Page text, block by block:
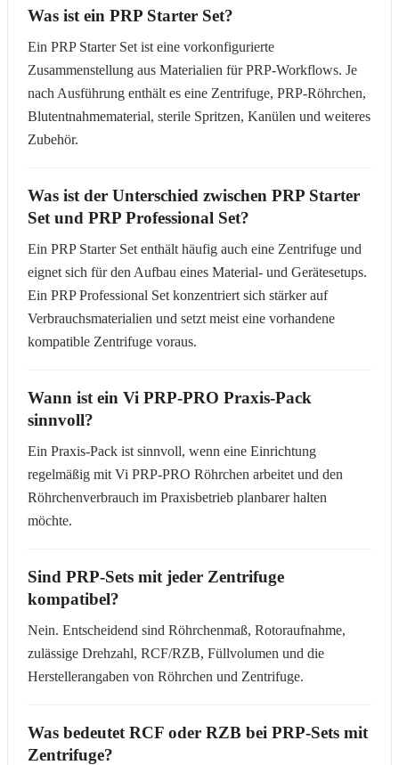
Was ist ein PRP Starter Set?
Ein PRP Starter Set ist eine vorkonfigurierte
Zusammenstellung aus Materialien für PRP-Workflows. Je
nach Ausführung enthält es eine Zentrifuge, PRP-Röhrchen,
Blutentnahmematerial, sterile Spritzen, Kanülen und weiteres
Zubehör.
Was ist der Unterschied zwischen PRP Starter
Set und PRP Professional Set?
Ein PRP Starter Set enthält häufig auch eine Zentrifuge und
eignet sich für den Aufbau eines Material- und Gerätesetups.
Ein PRP Professional Set konzentriert sich stärker auf
Verbrauchsmaterialien und setzt meist eine vorhandene
kompatible Zentrifuge voraus.
Wann ist ein Vi PRP-PRO Praxis-Pack
sinnvoll?
Ein Praxis-Pack ist sinnvoll, wenn eine Einrichtung
regelmäßig mit Vi PRP-PRO Röhrchen arbeitet und den
Röhrchenverbrauch im Praxisbetrieb planbarer halten
möchte.
Sind PRP-Sets mit jeder Zentrifuge
kompatibel?
Nein. Entscheidend sind Röhrchenmaß, Rotoraufnahme,
zulässige Drehzahl, RCF/RZB, Füllvolumen und die
Herstellerangaben von Röhrchen und Zentrifuge.
Was bedeutet RCF oder RZB bei PRP-Sets mit
Zentrifuge?